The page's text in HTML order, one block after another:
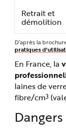
Retrait et
démolition
D’après la
pratiques
En France, la
laines de
fibre/cm3